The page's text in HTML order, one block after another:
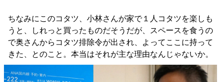
ちなみにこのコタツ、小林さんが家で１人コタツを楽しも
うと、しれっと買ったものだそうだが、スペースを食うの
で奥さんからコタツ排除令が出され、よってここに持って
きた、とのこと。本当はそれが主な理由なんじゃないか。